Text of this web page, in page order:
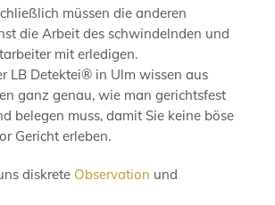
müssen die anderen
die Arbeit des schwindelnden und
mit erledigen.
LB Detektei® in Ulm wissen aus
ganz genau, wie man gerichtsfest
belegen muss, damit Sie keine böse
Gericht erleben.
diskrete Observation und